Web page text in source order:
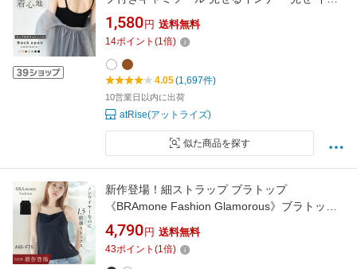
ナー インナー タンクトップ ブラトップ パジャ
マ カップ付きインナー カップ付 ノンワイヤー
1,580 円 送料無料
14ポイント (1倍)
4.05(1,697件)
10営業日以内に出荷
atRise(アットライズ)
似た商品を探す
新作登場！細ストラップ ブラトップ
《BRAmone Fashion Glamorous》ブラトップ
ブラキャミ カップ付きインナー レディース 下
着 キャミソール 胸元カバー 谷間隠し ルームウ
ェア 見せキャミ 体型カバー【tu-hacci】
4,790 円 送料無料
43ポイント (1倍)